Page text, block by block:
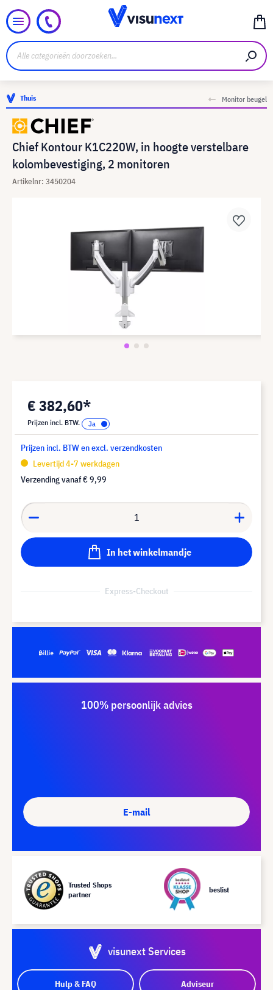
Thuis Monitor beugel
Chief Kontour K1C220W, in hoogte verstelbare
kolombevestiging, 2 monitoren
Artikelnr: 3450204
€ 382,60*
Prijzen incl. BTW.
Prijzen incl. BTW en excl. verzendkosten
Levertijd 4-7 werkdagen
Verzending vanaf€ 9,99
In het winkelmandje
Express-Checkout
100% persoonlijk advies
E-mail
Trusted Shops
partner
beslist
visunext Services
Hulp & FAQ Adviseur